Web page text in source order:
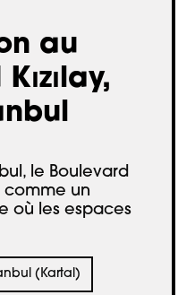
au
le Boulevard
comme un
où les espaces
(Kartal)